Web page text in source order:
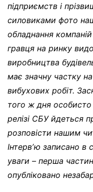
підприємств і
силовиками фото
обладнання
гравця на ринку
виробництва
має значну частку
вибухових робіт.
того ж дня
релізі СБУ йдеться
розповісти нашим
Інтервʼю записано
уваги – перша
опубліковано